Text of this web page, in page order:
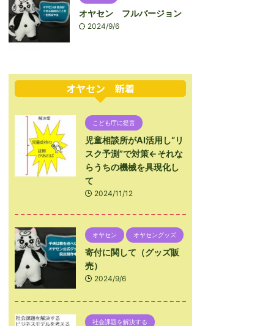
オヤセン フルバージョン
2024/9/6
オヤセン 新着
こども庁に提言
児童相談所がAI活用し“リ
スク予測”で対策←それな
らうちの機械を具現化し
て
2024/11/12
オヤセン オヤセングッズ
寄付に関して（グッズ販
売）
2024/9/6
社会課題を解決する